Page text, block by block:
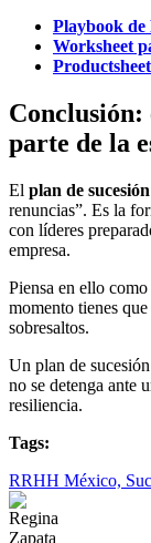
Playbook de
Worksheet
Conclusión:
parte de la
El plan de sucesión
renuncias”. Es la
con líderes
empresa.
Piensa en ello
momento tienes
sobresaltos.
Un plan de
no se detenga ante
resiliencia.
Tags:
RRHH México,